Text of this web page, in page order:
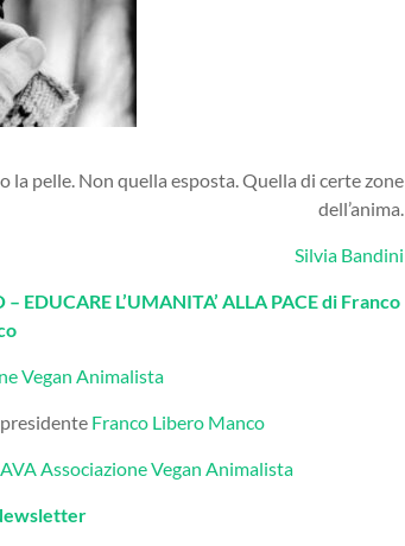
pelle. Non quella esposta. Quella di certe zone
dell’anima.
Silvia Bandini
EDUCARE L’UMANITA’ ALLA PACE di Franco
Vegan Animalista
Franco Libero Manco
AVA Associazione Vegan Animalista